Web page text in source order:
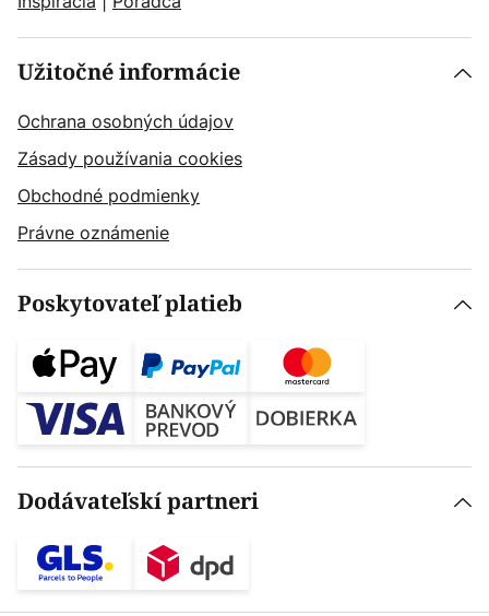
Užitočné informácie
Ochrana osobných údajov
Zásady používania cookies
Obchodné podmienky
Právne oznámenie
Poskytovateľ platieb
Dodávateľskí partneri